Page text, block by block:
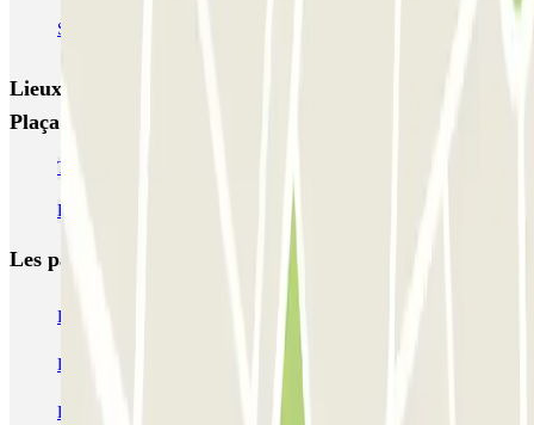
SABA Plaça Santa Anna
Lieux et événements intéressants à proximité SABA
Plaça Santa Anna
Trouvez votre parking à Sant Andreu
Réservez un parking dans le quartier de La Trinitat Nova
Les parkings les
Parking Paris Parking Gare de Lyon
Parking Charles de Gaulle - Roissy Aeroport
Parking Aéroport Roland Garros La Réunion P4 Longue Durée